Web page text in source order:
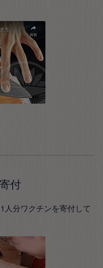
付
人分ワクチンを寄付して